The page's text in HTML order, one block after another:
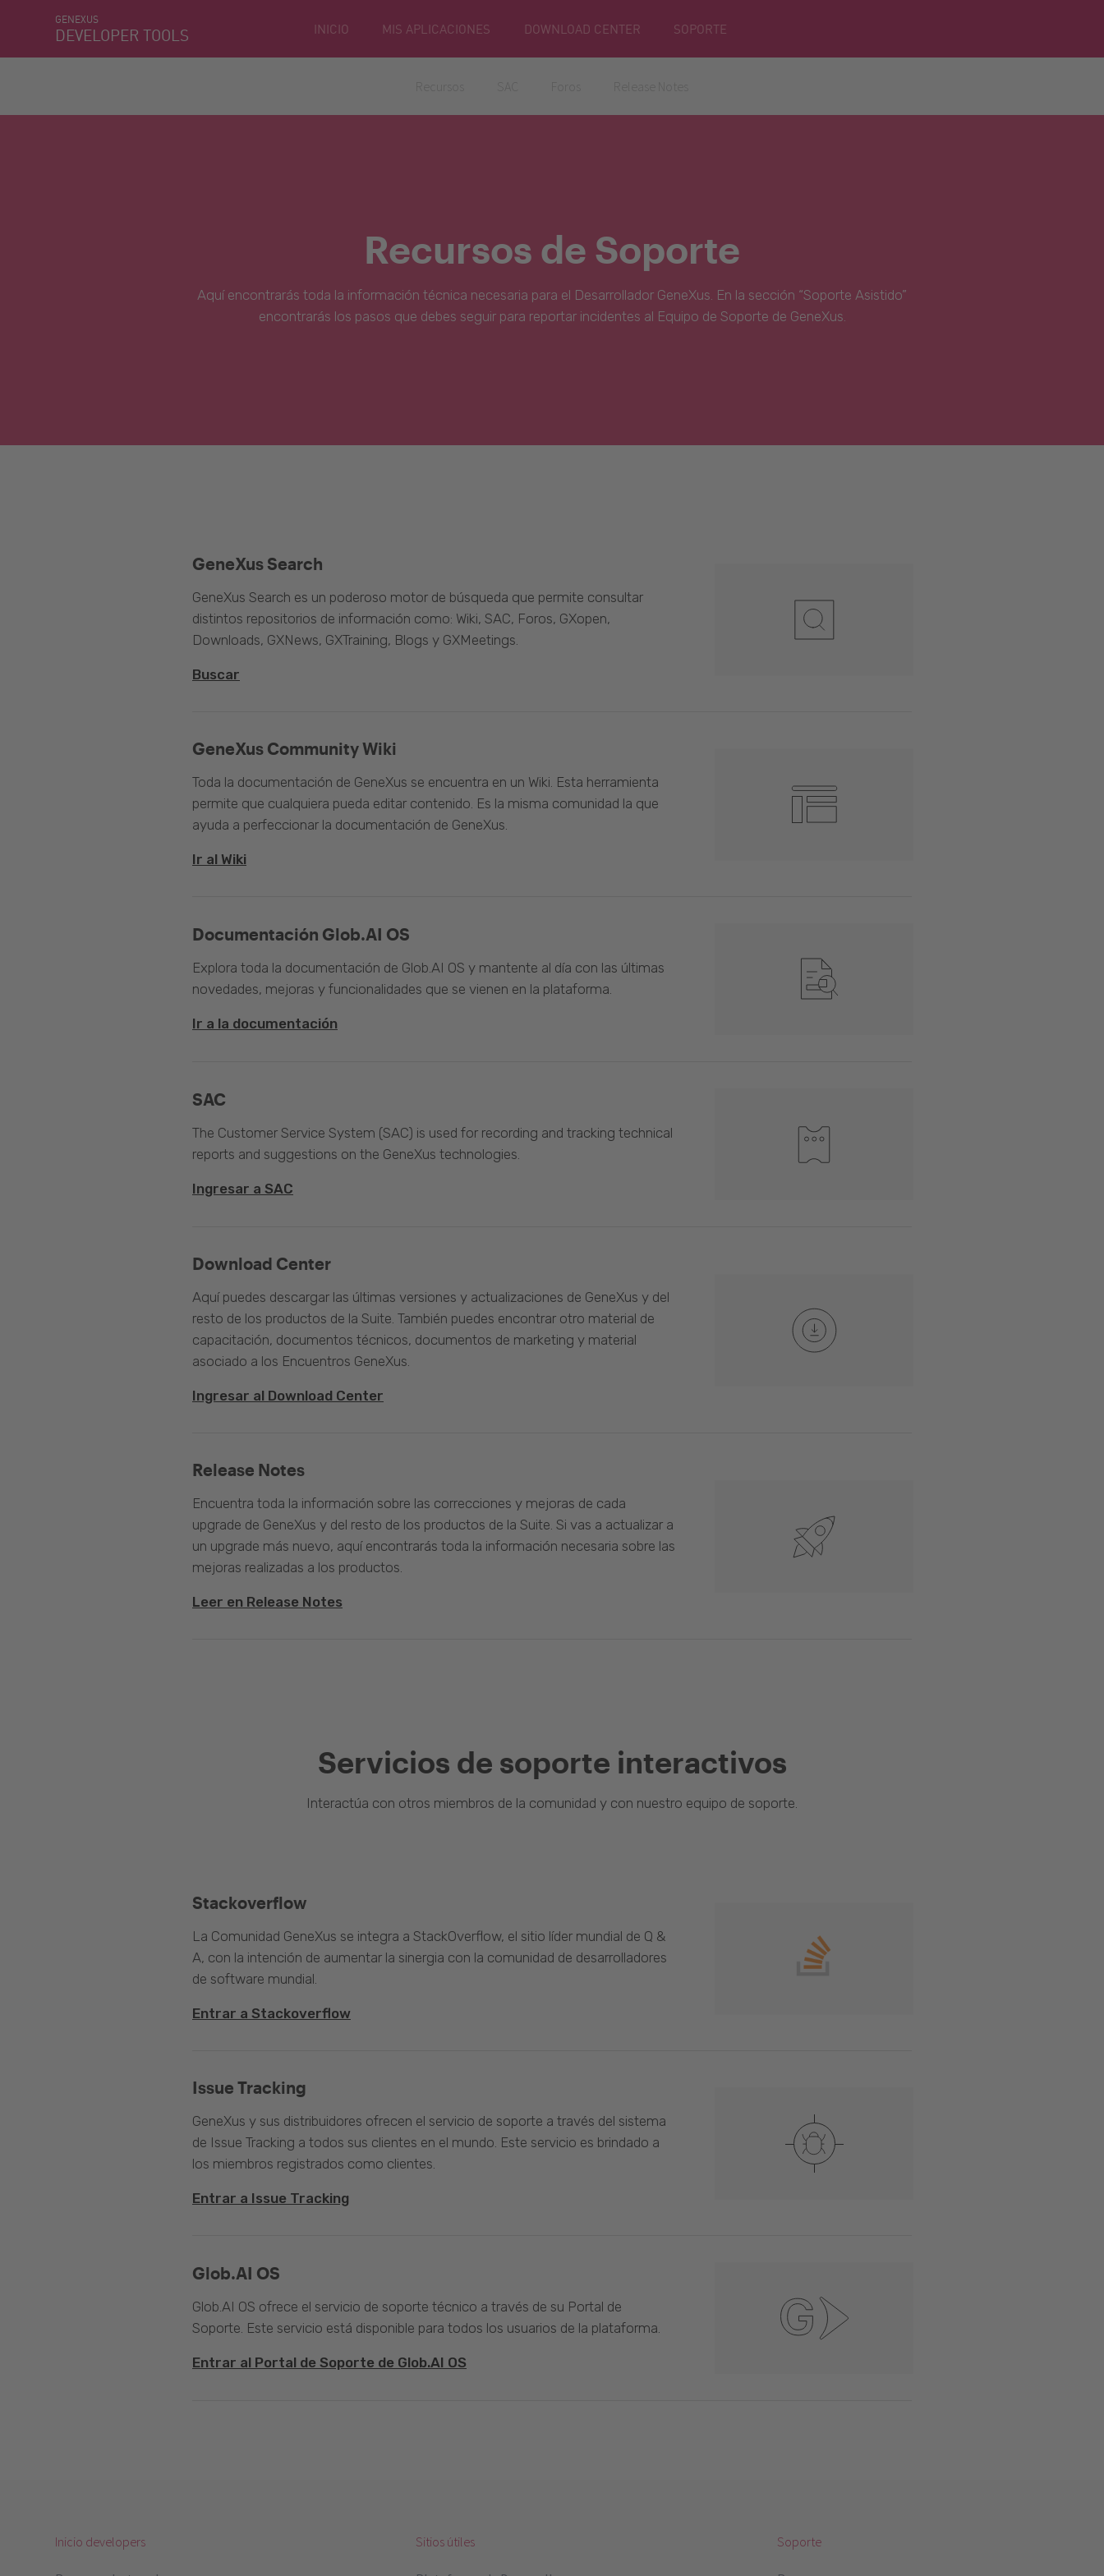
GENEXUS
DEVELOPER TOOLS INICIO MIS APLICACIONES DOWNLOAD CENTER SOPORTE
Recursos de Soporte
Aquí encontrarás toda la información técnica necesaria para el Desarrollador GeneXus. En la sección “Soporte Asistido”
encontrarás los pasos que debes seguir para reportar incidentes al Equipo de Soporte de GeneXus.
GeneXus Community Wiki
Toda la documentación de GeneXus se encuentra en un Wiki. Esta herramienta
permite que cualquiera pueda editar contenido. Es la misma comunidad la que
ayuda a perfeccionar la documentación de GeneXus.
Ir al Wiki
GeneXus Search
GeneXus Search es un poderoso motor de búsqueda que permite consultar
distintos repositorios de información como: Wiki, SAC, Foros, GXopen,
Downloads, GXNews, GXTraining, Blogs y GXMeetings.
Buscar
Documentación Glob.AI OS
Explora toda la documentación de Glob.AI OS y mantente al día con las últimas
novedades, mejoras y funcionalidades que se vienen en la plataforma.
Ir a la documentación
SAC
The Customer Service System (SAC) is used for recording and tracking technical
reports and suggestions on the GeneXus technologies.
Ingresar a SAC
Download Center
Aquí puedes descargar las últimas versiones y actualizaciones de GeneXus y del
resto de los productos de la Suite. También puedes encontrar otro material de
capacitación, documentos técnicos, documentos de marketing y material
asociado a los Encuentros GeneXus.
Ingresar al Download Center
Release Notes
Encuentra toda la información sobre las correcciones y mejoras de cada
upgrade de GeneXus y del resto de los productos de la Suite. Si vas a actualizar a
un upgrade más nuevo, aquí encontrarás toda la información necesaria sobre las
mejoras realizadas a los productos.
Leer en Release Notes
Servicios de soporte interactivos
Interactúa con otros miembros de la comunidad y con nuestro equipo de soporte.
Stackoverflow
La Comunidad GeneXus se integra a StackOverflow, el sitio líder mundial de Q &
A, con la intención de aumentar la sinergia con la comunidad de desarrolladores
de software mundial.
Entrar a Stackoverflow
Issue Tracking
GeneXus y sus distribuidores ofrecen el servicio de soporte a través del sistema
de Issue Tracking a todos sus clientes en el mundo. Este servicio es brindado a
los miembros registrados como clientes.
Entrar a Issue Tracking
Glob.AI OS
Glob.AI OS ofrece el servicio de soporte técnico a través de su Portal de
Soporte. Este servicio está disponible para todos los usuarios de la plataforma.
Entrar al Portal de Soporte de Glob.AI OS
Inicio developers Sitios útiles Soporte